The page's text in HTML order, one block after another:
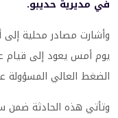
في مديرية حديبو.
وأشارت مصادر محلية إلى
يوم أمس يعود إلى قيام
الضغط العالي المسؤولة
وتأتي هذه الحادثة